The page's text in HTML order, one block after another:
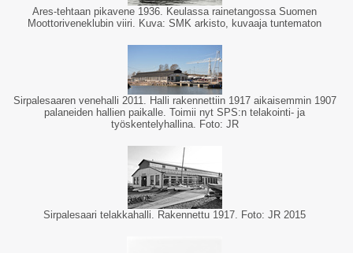
Ares-tehtaan pikavene 1936. Keulassa rainetangossa Suomen
Moottoriveneklubin viiri. Kuva: SMK arkisto, kuvaaja tuntematon
Sirpalesaaren venehalli 2011. Halli rakennettiin 1917 aikaisemmin 1907
palaneiden hallien paikalle. Toimii nyt SPS:n telakointi- ja
työskentelyhallina. Foto: JR
Sirpalesaari telakkahalli. Rakennettu 1917. Foto: JR 2015